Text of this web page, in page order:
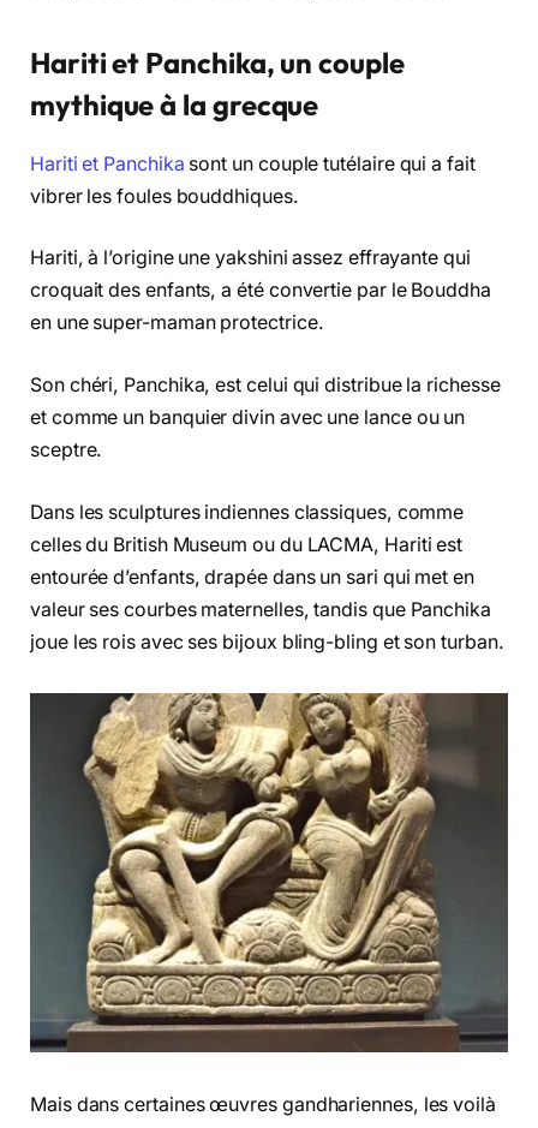
Hariti et Panchika, un couple
mythique à la grecque
Hariti et Panchika sont un couple tutélaire qui a fait
vibrer les foules bouddhiques.
Hariti, à l’origine une yakshini assez effrayante qui
croquait des enfants, a été convertie par le Bouddha
en une super-maman protectrice.
Son chéri, Panchika, est celui qui distribue la richesse
et comme un banquier divin avec une lance ou un
sceptre.
Dans les sculptures indiennes classiques, comme
celles du British Museum ou du LACMA, Hariti est
entourée d’enfants, drapée dans un sari qui met en
valeur ses courbes maternelles, tandis que Panchika
joue les rois avec ses bijoux bling-bling et son turban.
Mais dans certaines œuvres gandhariennes, les voilà